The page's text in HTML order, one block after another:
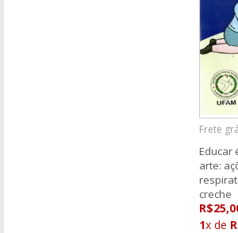
Frete
Educar
arte:
creche
1x de